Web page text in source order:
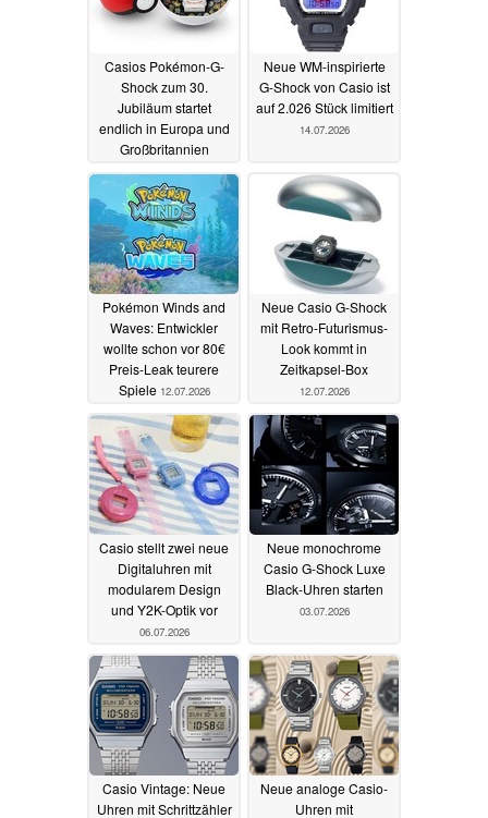
Casios Pokémon-G-
Shock zum 30.
Jubiläum startet
endlich in Europa und
Großbritannien
21.07.2026
Neue WM-inspirierte
G-Shock von Casio ist
auf 2.026 Stück limitiert
14.07.2026
Pokémon Winds and
Waves: Entwickler
wollte schon vor 80€
Preis-Leak teurere
Spiele 12.07.2026
Neue Casio G-Shock
mit Retro-Futurismus-
Look kommt in
Zeitkapsel-Box
12.07.2026
Casio stellt zwei neue
Digitaluhren mit
modularem Design
und Y2K-Optik vor
06.07.2026
Neue monochrome
Casio G-Shock Luxe
Black-Uhren starten
03.07.2026
Casio Vintage: Neue
Uhren mit Schrittzähler
Neue analoge Casio-
Uhren mit